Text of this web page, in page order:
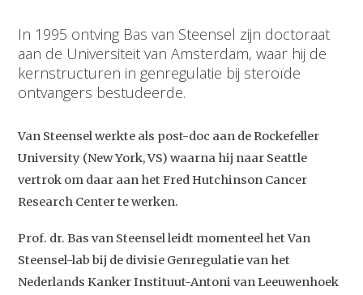
In 1995 ontving Bas van Steensel zijn doctoraat
aan de Universiteit van Amsterdam, waar hij de
kernstructuren in genregulatie bij steroïde
ontvangers bestudeerde.
Van Steensel werkte als post-doc aan de Rockefeller
University (New York, VS) waarna hij naar Seattle
vertrok om daar aan het Fred Hutchinson Cancer
Research Center te werken.
Prof. dr. Bas van Steensel leidt momenteel het Van
Steensel-lab bij de divisie Genregulatie van het
Nederlands Kanker Instituut-Antoni van Leeuwenhoek